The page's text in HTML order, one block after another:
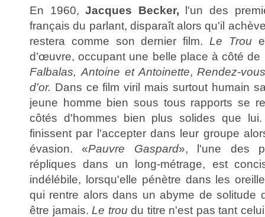
En 1960, Jacques Becker, l'un des
français du parlant, disparaît alors qu'il
restera comme son dernier film.Le Trou
d’œuvre, occupant une belle place à côté de
Falbalas, Antoine et Antoinette,Rendez-
d'or. Dans ce film viril mais surtout humain
jeune homme bien sous tous rapports se
côtés d'hommes bien plus solides que
finissent par l'accepter dans leur groupe
évasion. «Pauvre Gaspard», l'une des
répliques dans un long-métrage, est
indélébile, lorsqu'elle pénètre dans les
qui rentre alors dans un abyme de solitude
être jamais.Le trou du titre n'est pas tant